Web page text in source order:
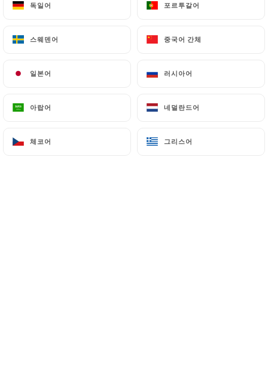
독일어 포르투갈어
스웨덴어 중국어 간체
일본어 러시아어
아랍어 네덜란드어
체코어 그리스어
독일어 포르투갈어
스웨덴어 중국어 간체
일본어 러시아어
아랍어 네덜란드어
체코어 그리스어